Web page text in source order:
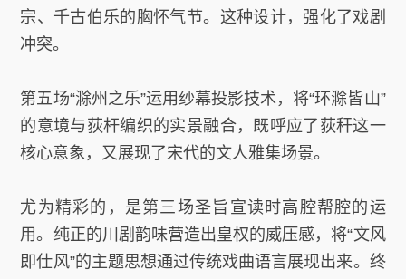
宗、千古伯乐的胸怀气节。这种设计，强化了戏剧
冲突。
第五场“滁州之乐”运用纱幕投影技术，将“环滁皆山”
的意境与荻杆编织的实景融合，既呼应了荻秆这一
核心意象，又展现了宋代的文人雅集场景。
尤为精彩的，是第三场圣旨宣读时高腔帮腔的运
用。纯正的川剧韵味营造出皇权的威压感，将“文风
即仕风”的主题思想通过传统戏曲语言展现出来。终